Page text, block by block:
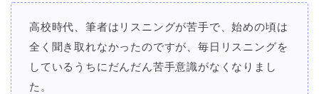
高校時代、筆者はリスニングが苦手で、始めの頃は
全く聞き取れなかったのですが、毎日リスニングを
しているうちにだんだん苦手意識がなくなりまし
た。